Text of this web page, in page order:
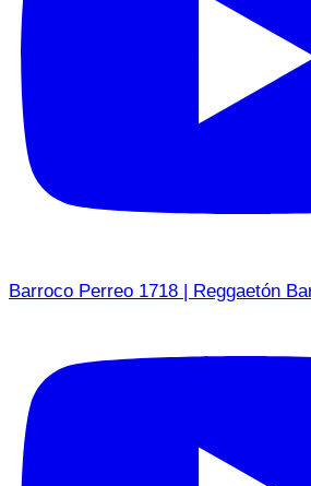
Barroco Perreo 1718 | Reggaetón